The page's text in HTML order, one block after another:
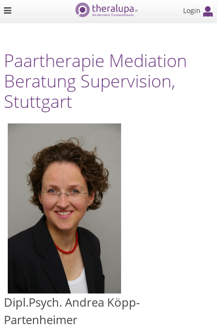
Login
Paartherapie Mediation
Beratung Supervision,
Stuttgart
Dipl.Psych. Andrea Köpp-
Partenheimer